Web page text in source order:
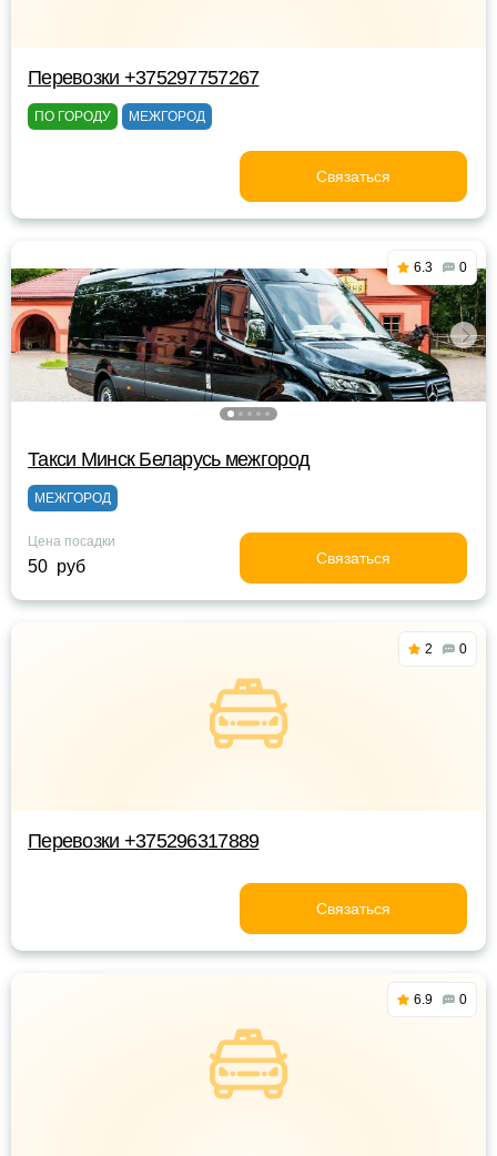
Перевозки +375297757267
ПО ГОРОДУ МЕЖГОРОД
Связаться
6.3 0
Такси Минск Беларусь межгород
МЕЖГОРОД
Цена посадки
50 руб Связаться
2 0
Перевозки +375296317889
Связаться
6.9 0